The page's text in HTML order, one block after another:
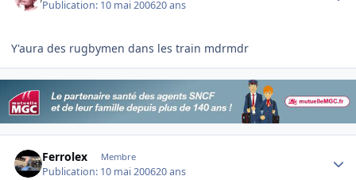
Publication: 10 mai 200620 ans
Y'aura des rugbymen dans les train mdrmdr
Ferrolex Membre
Publication: 10 mai 200620 ans